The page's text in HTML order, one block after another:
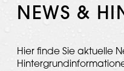
NEWS &
Hier finde Sie aktuelle